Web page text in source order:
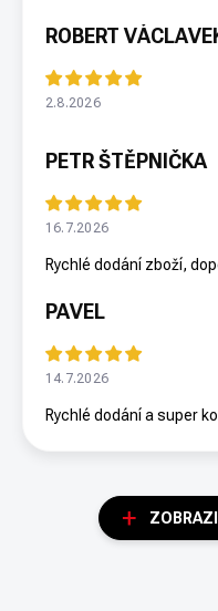
ROBERT
2.8.2026
PETR ŠTĚPNIČKA
16.7.2026
Rychlé dodání zboží,
PAVEL
14.7.2026
Rychlé dodání a super